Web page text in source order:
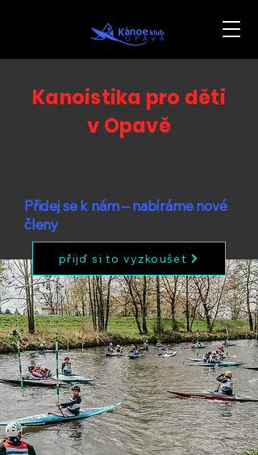
Kanoistika pro děti
v Opavě
Přidej se k nám – nabíráme nové
členy
přijď si to vyzkoušet